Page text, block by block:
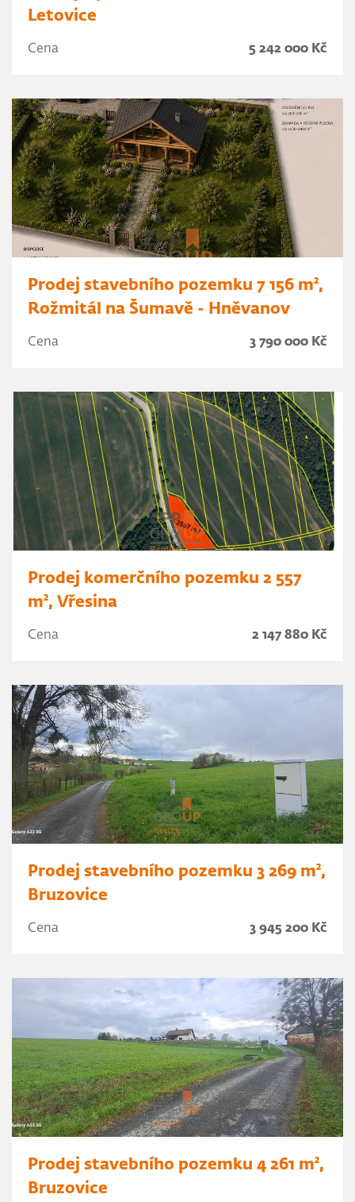
Letovice
Cena 5 242 000 Kč
Prodej stavebního pozemku 7 156 m²,
Rožmitál na Šumavě - Hněvanov
Cena 3 790 000 Kč
Prodej komerčního pozemku 2 557
m², Vřesina
Cena 2 147 880 Kč
Prodej stavebního pozemku 3 269 m²,
Bruzovice
Cena 3 945 200 Kč
Prodej stavebního pozemku 4 261 m²,
Bruzovice